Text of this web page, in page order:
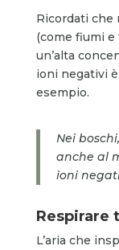
Ricordati che
(come fiumi e
un’alta
ioni negativi
esempio.
Nei
anche al
ioni
Respirare
L’aria che